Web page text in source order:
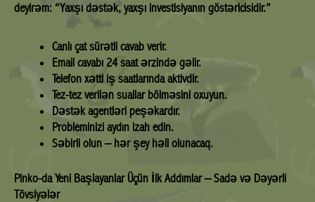
deyirəm: “Yaxşı dəstək, yaxşı investisiyanın göstəricisidir.”
Canlı çat sürətli cavab verir.
Email cavabı 24 saat ərzində gəlir.
Telefon xətti iş saatlarında aktivdir.
Tez-tez verilən suallar bölməsini oxuyun.
Dəstək agentləri peşəkardır.
Probleminizi aydın izah edin.
Səbirli olun – hər şey həll olunacaq.
Pinko-da Yeni Başlayanlar Üçün İlk Addımlar – Sadə və Dəyərli
Tövsiyələr